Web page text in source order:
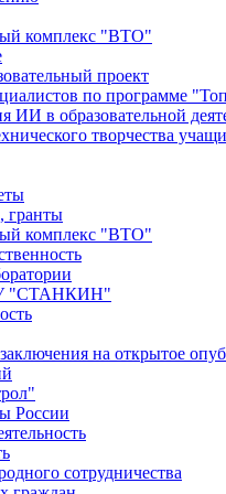
комплекс "ВТО"
проект
по программе
ИИ в образовательной
творчества
гранты
комплекс "ВТО"
"СТАНКИН"
на открытое
России
сотрудничества